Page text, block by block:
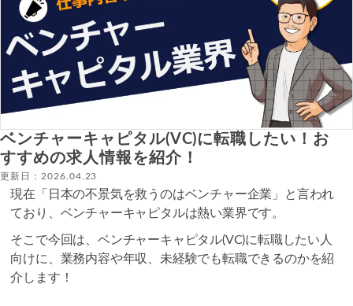
ベンチャーキャピタル(VC)に転職したい！お
すすめの求人情報を紹介！
更新日：2026.04.23
現在「日本の不景気を救うのはベンチャー企業」と言われ
ており、ベンチャーキャピタルは熱い業界です。
そこで今回は、ベンチャーキャピタル(VC)に転職したい人
向けに、業務内容や年収、未経験でも転職できるのかを紹
介します！